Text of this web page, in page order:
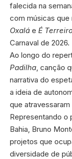
falecida na
com músicas
Oxalá e É
Carnaval de 2026.
Ao longo do
Padilha, canção
narrativa do
a ideia de
que atravessaram
Representando o
Bahia, Bruno
projetos que
diversidade de